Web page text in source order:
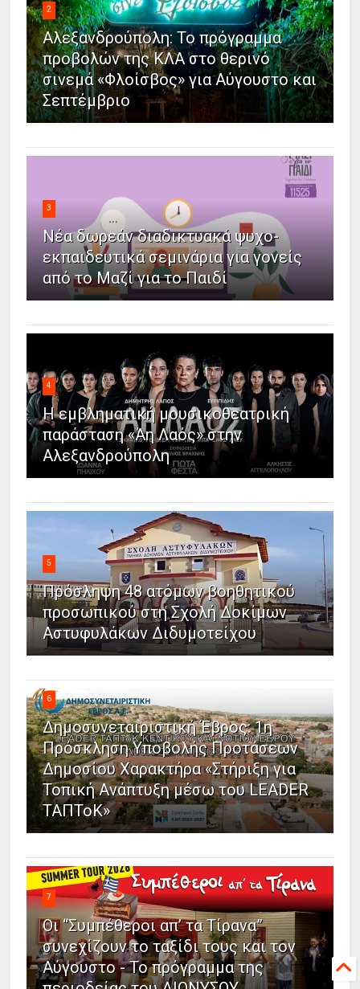
2
Αλεξανδρούπολη: Το πρόγραμμα
προβολών της ΚΛΑ στο θερινό
σινεμά «Φλοίσβος» για Αύγουστο και
Σεπτέμβριο
3
Νέα δωρεάν διαδικτυακά ψυχο-
εκπαιδευτικά σεμινάρια για γονείς
από το Μαζί για το Παιδί
4
Η εμβληματική μουσικοθεατρική
παράσταση «Άη Λαός» στην
Αλεξανδρούπολη
5
Πρόσληψη 48 ατόμων βοηθητικού
προσωπικού στη Σχολή Δοκίμων
Αστυφυλάκων Διδυμοτείχου
6
Δημοσυνεταιριστική Έβρος: 1η
Πρόσκληση Υποβολής Προτάσεων
Δημοσίου Χαρακτήρα «Στήριξη για
Τοπική Ανάπτυξη μέσω του LEADER
ΤΑΠΤοΚ»
7
Οι “Συμπέθεροι απ’ τα Τίρανα”
συνεχίζουν το ταξίδι τους και τον
Αύγουστο - Το πρόγραμμα της